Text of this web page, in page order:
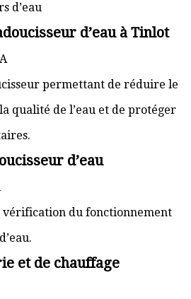
d’eau
d’eau à Tinlot
permettant de réduire le
qualité de l’eau et de protéger
d’eau
du fonctionnement
et de chauffage